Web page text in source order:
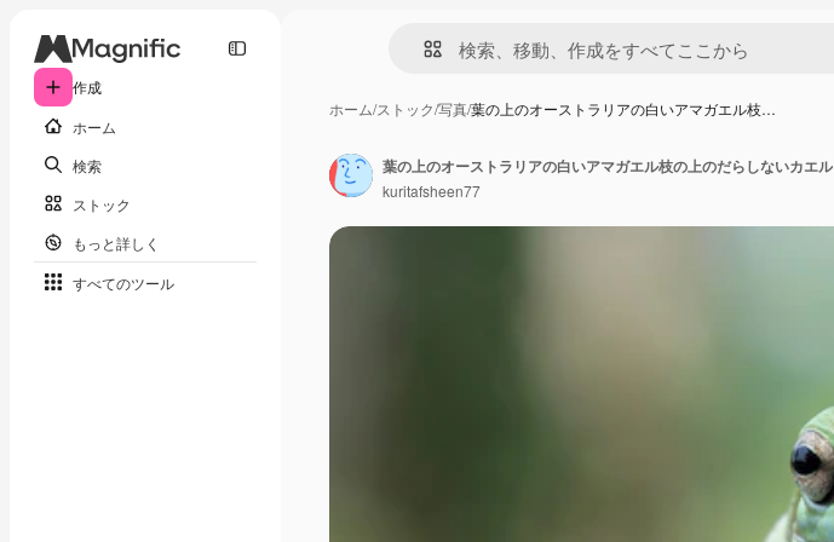
作成
ホーム
検索
ストック
もっと詳しく
すべてのツール
ホーム/ストック/写真/葉の上のオーストラリアの白いアマガエル枝…
葉の上のオーストラリアの白いアマガエル枝の上のだらしないカエル
kuritafsheen77